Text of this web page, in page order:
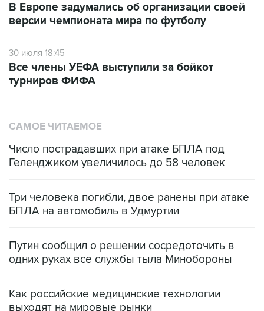
В Европе задумались об организации своей
версии чемпионата мира по футболу
30 июля 18:45
Все члены УЕФА выступили за бойкот
турниров ФИФА
САМОЕ ЧИТАЕМОЕ
Число пострадавших при атаке БПЛА под
Геленджиком увеличилось до 58 человек
Три человека погибли, двое ранены при атаке
БПЛА на автомобиль в Удмуртии
Путин сообщил о решении сосредоточить в
одних руках все службы тыла Минобороны
Как российские медицинские технологии
выходят на мировые рынки